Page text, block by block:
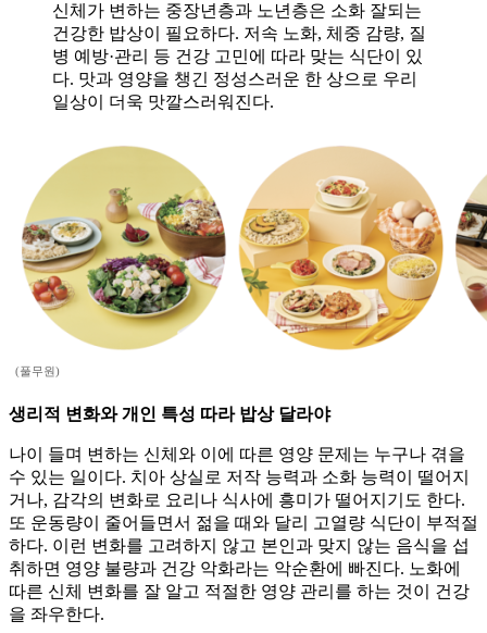
신체가 변하는 중장년층과 노년층은 소화 잘되는
건강한 밥상이 필요하다. 저속 노화, 체중 감량, 질
병 예방·관리 등 건강 고민에 따라 맞는 식단이 있
다. 맛과 영양을 챙긴 정성스러운 한 상으로 우리
일상이 더욱 맛깔스러워진다.
(풀무원)
생리적 변화와 개인 특성 따라 밥상 달라야
나이 들며 변하는 신체와 이에 따른 영양 문제는 누구나 겪을
수 있는 일이다. 치아 상실로 저작 능력과 소화 능력이 떨어지
거나, 감각의 변화로 요리나 식사에 흥미가 떨어지기도 한다.
또 운동량이 줄어들면서 젊을 때와 달리 고열량 식단이 부적절
하다. 이런 변화를 고려하지 않고 본인과 맞지 않는 음식을 섭
취하면 영양 불량과 건강 악화라는 악순환에 빠진다. 노화에
따른 신체 변화를 잘 알고 적절한 영양 관리를 하는 것이 건강
을 좌우한다.